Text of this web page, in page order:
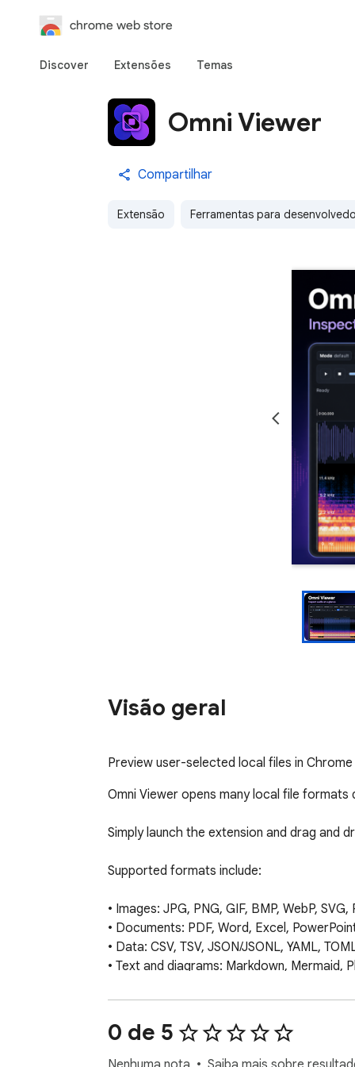
chrome web store
Discover Extensões Temas
Omni Viewer
Compartilhar
Extensão Ferramentas para
Visão geral
Preview user-selected local files in
Omni Viewer opens many local file
Simply launch the extension and drag and
Supported formats include:
• Images: JPG, PNG, GIF, BMP, WebP, SVG,
• Documents: PDF, Word, Excel,
• Data: CSV, TSV, JSON/JSONL, YAML,
• Text and diagrams: Markdown, Mermaid,
• Archives: ZIP, RAR, 7Z, TAR, GZ, JAR,
• Automotive data: DBC, A2L, ASC, ARXML,
Key features:
0 de 5